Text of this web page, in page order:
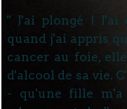
" J'ai plongé !
quand j'ai appris
cancer au foie,
d'alcool de sa vie.
- qu'une fille